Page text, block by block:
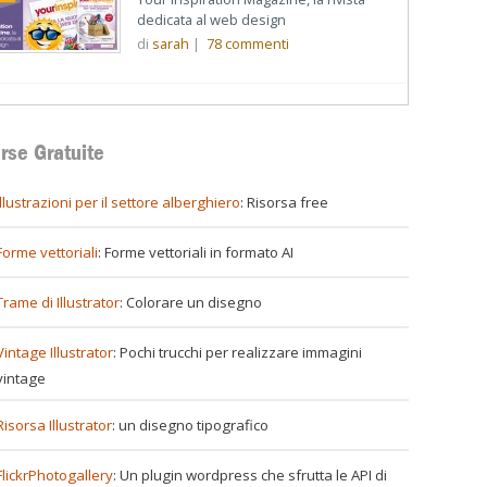
dedicata al web design
di sarah | 78commenti
Gratuite
per il settore alberghiero: Risorsa free
vettoriali: Forme vettoriali in formato AI
di Illustrator: Colorare un disegno
Illustrator: Pochi trucchi per realizzare immagini
Illustrator: un disegno tipografico
: Un plugin wordpress che sfrutta le API di